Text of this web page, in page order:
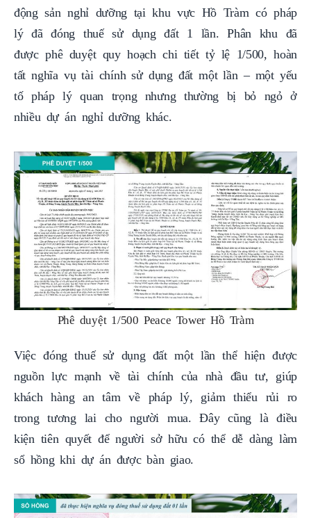
động sản nghỉ dưỡng tại khu vực Hồ Tràm có pháp
lý đã đóng thuế sử dụng đất 1 lần. Phân khu đã
được phê duyệt quy hoạch chi tiết tỷ lệ 1/500, hoàn
tất nghĩa vụ tài chính sử dụng đất một lần – một yếu
tố pháp lý quan trọng nhưng thường bị bỏ ngỏ ở
nhiều dự án nghỉ dưỡng khác.
Phê duyệt 1/500 Peace Tower Hồ Tràm
Việc đóng thuế sử dụng đất một lần thể hiện được
nguồn lực mạnh về tài chính của nhà đầu tư, giúp
khách hàng an tâm về pháp lý, giảm thiểu rủi ro
trong tương lai cho người mua. Đây cũng là điều
kiện tiên quyết để người sở hữu có thể dễ dàng làm
sổ hồng khi dự án được bàn giao.